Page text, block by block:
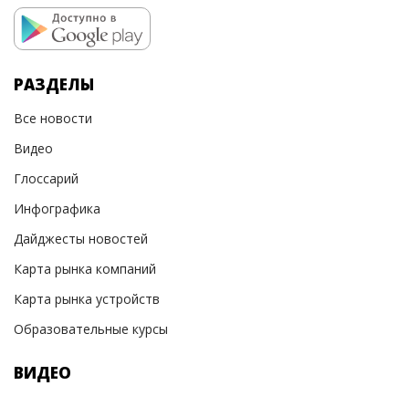
РАЗДЕЛЫ
Все новости
Видео
Глоссарий
Инфографика
Дайджесты новостей
Карта рынка компаний
Карта рынка устройств
Образовательные курсы
ВИДЕО